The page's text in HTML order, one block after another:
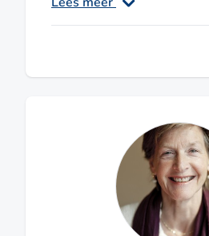
supervisie, -leertherapie
inspiratie, bevlogenheid.
En hoe je én methodisch
betekenisvolle, warme
client tot stand kan
supervisor voor de
Gedragstherapie en
Vereniging voor